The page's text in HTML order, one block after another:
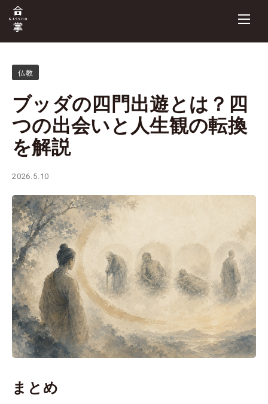
仏教
ブッダの四門出遊とは？四
つの出会いと人生観の転換
を解説
2026.5.10
まとめ